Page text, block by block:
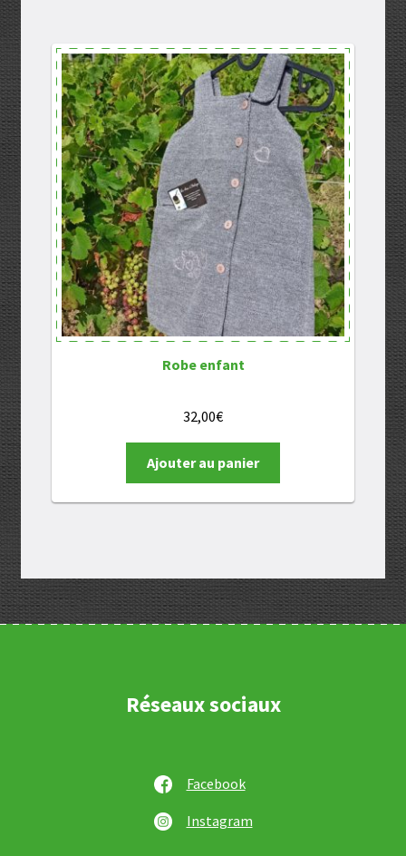
Robe enfant
32,00€
Ajouter au panier
Réseaux sociaux
Facebook
Instagram